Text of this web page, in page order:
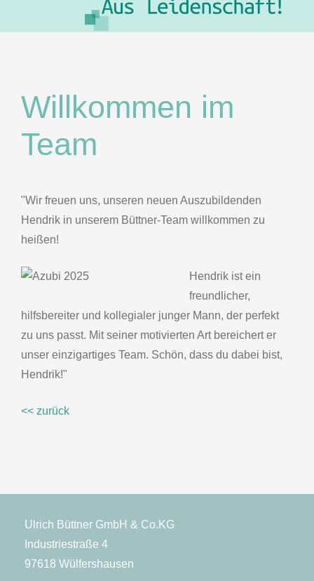
Willkommen im
Team
"Wir freuen uns, unseren neuen Auszubildenden
Hendrik in unserem Büttner-Team willkommen zu
heißen!
Hendrik ist ein
freundlicher,
hilfsbereiter und kollegialer junger Mann, der perfekt
zu uns passt. Mit seiner motivierten Art bereichert er
unser einzigartiges Team. Schön, dass du dabei bist,
Hendrik!"
<< zurück
Ulrich Büttner GmbH & Co.KG
Industriestraße 4
97618 Wülfershausen